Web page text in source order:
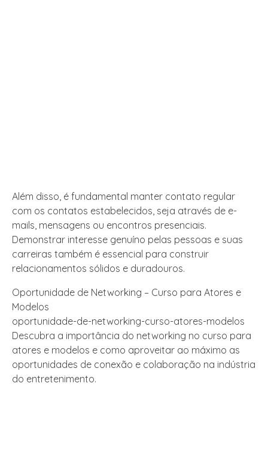
Além disso, é fundamental manter contato regular
com os contatos estabelecidos, seja através de e-
mails, mensagens ou encontros presenciais.
Demonstrar interesse genuíno pelas pessoas e suas
carreiras também é essencial para construir
relacionamentos sólidos e duradouros.
Oportunidade de Networking – Curso para Atores e
Modelos
oportunidade-de-networking-curso-atores-modelos
Descubra a importância do networking no curso para
atores e modelos e como aproveitar ao máximo as
oportunidades de conexão e colaboração na indústria
do entretenimento.